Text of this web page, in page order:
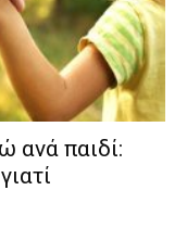
ανά παιδί: